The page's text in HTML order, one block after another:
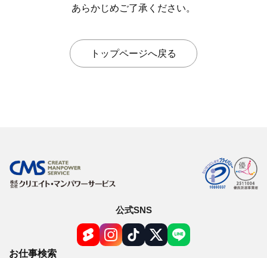
CMSについて
オンライン登録する お問い合わせ
あらかじめご了承ください。
トップページへ戻る
公式SNS
お仕事検索